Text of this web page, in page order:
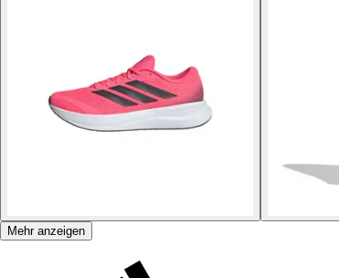
Mehr anzeigen